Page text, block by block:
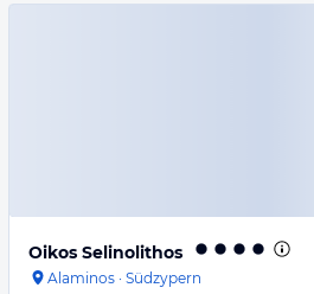
Oikos Selinolithos
Alaminos · Südzypern